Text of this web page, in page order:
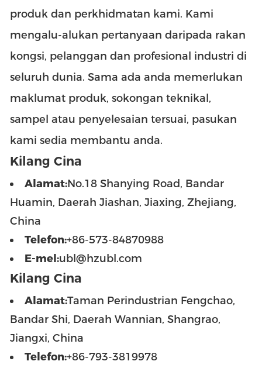
produk dan perkhidmatan kami. Kami
mengalu-alukan pertanyaan daripada rakan
kongsi, pelanggan dan profesional industri di
seluruh dunia. Sama ada anda memerlukan
maklumat produk, sokongan teknikal,
sampel atau penyelesaian tersuai, pasukan
kami sedia membantu anda.
Kilang Cina
Alamat:No.18 Shanying Road, Bandar
Huamin, Daerah Jiashan, Jiaxing, Zhejiang,
China
Telefon:+86-573-84870988
E-mel:ubl@hzubl.com
Kilang Cina
Alamat:Taman Perindustrian Fengchao,
Bandar Shi, Daerah Wannian, Shangrao,
Jiangxi, China
Telefon:+86-793-3819978